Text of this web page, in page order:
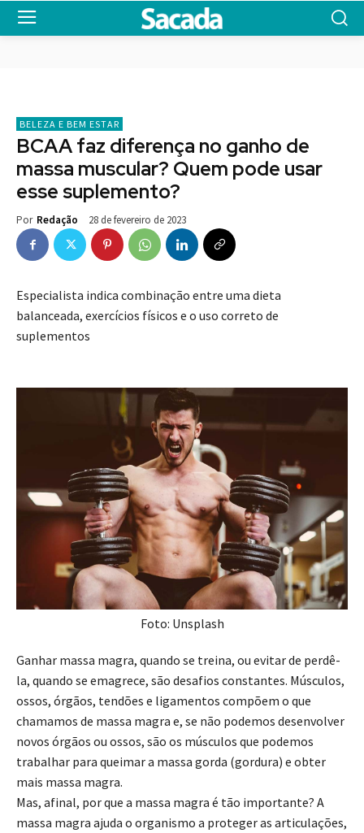
BELEZA E BEM ESTAR
BCAA faz diferença no ganho de
massa muscular? Quem pode usar
esse suplemento?
Por Redação 28 de fevereiro de 2023
Especialista indica combinação entre uma dieta
balanceada, exercícios físicos e o uso correto de
suplementos
Foto: Unsplash
Ganhar massa magra, quando se treina, ou evitar de perdê-
la, quando se emagrece, são desafios constantes. Músculos,
ossos, órgãos, tendões e ligamentos compõem o que
chamamos de massa magra e, se não podemos desenvolver
novos órgãos ou ossos, são os músculos que podemos
trabalhar para queimar a massa gorda (gordura) e obter
mais massa magra.
Mas, afinal, por que a massa magra é tão importante? A
massa magra ajuda o organismo a proteger as articulações,